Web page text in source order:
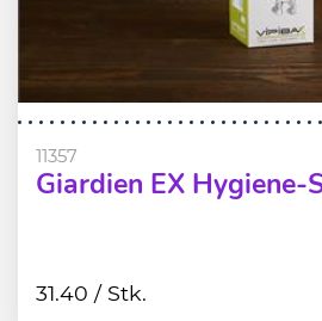
11357
Giardien EX Hygiene-
31.40 / Stk.